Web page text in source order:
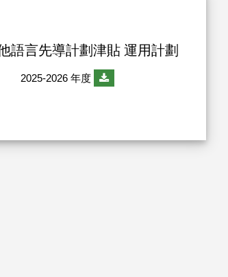
語言先導計劃津貼 運用計劃
2025-2026 年度